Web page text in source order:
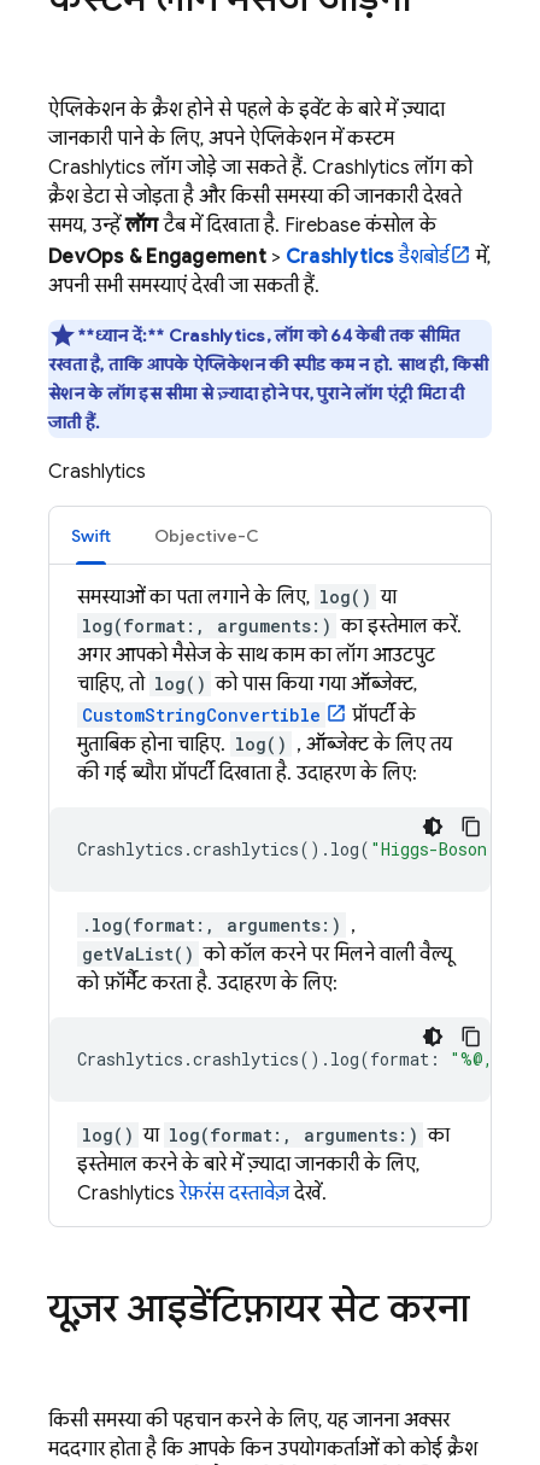
ऐप्लिकेशन के क्रैश होने से पहले के इवेंट के बारे में ज़्यादा
जानकारी पाने के लिए, अपने ऐप्लिकेशन में कस्टम
Crashlytics लॉग जोड़े जा सकते हैं. Crashlytics लॉग को
क्रैश डेटा से जोड़ता है और किसी समस्या की जानकारी देखते
समय, उन्हेंलॉगटैब में दिखाता है. Firebaseकंसोल के
DevOps & Engagement> Crashlyticsडैशबोर्ड
में,
अपनी सभी समस्याएं देखी जा सकती हैं.
**ध्यान दें:** Crashlytics, लॉग को 64 केबी तक सीमित
रखता है, ताकि आपके ऐप्लिकेशन की स्पीड कम न हो. साथ ही, किसी
सेशन के लॉग इस सीमा से ज़्यादा होने पर, पुराने लॉग एंट्री मिटा दी
जाती हैं.
Crashlytics
Swift Objective-C
समस्याओं का पता लगाने के लिए, log() या
log(format:, arguments:) का इस्तेमाल करें.
अगर आपको मैसेज के साथ काम का लॉग आउटपुट
चाहिए, तो log() को पास किया गया ऑब्जेक्ट,
CustomStringConvertible
प्रॉपर्टी के
मुताबिक होना चाहिए. log() , ऑब्जेक्ट के लिए तय
की गई ब्यौरा प्रॉपर्टी दिखाता है. उदाहरण के लिए:
Crashlytics .crashlytics(). log( "Higgs-Boson
.log(format:, arguments:) ,
getVaList() को कॉल करने पर मिलने वाली वैल्यू
को फ़ॉर्मैट करता है. उदाहरण के लिए:
Crashlytics .crashlytics(). log(format : "%@, %@"
log() या log(format:, arguments:) का
इस्तेमाल करने के बारे में ज़्यादा जानकारी के लिए,
Crashlytics रेफ़रंस दस्तावेज़देखें.
यूज़र आइडेंटिफ़ायर सेट करना
किसी समस्या की पहचान करने के लिए, यह जानना अक्सर
मददगार होता है कि आपके किन उपयोगकर्ताओं को कोई क्रैश